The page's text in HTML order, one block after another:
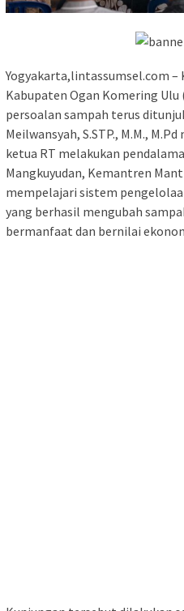
Yogyakarta,lintassumsel.com –
Kabupaten Ogan Komering
persoalan sampah terus
Meilwansyah, S.STP., M.M.,
ketua RT melakukan
Mangkuyudan, Kemantren
mempelajari sistem
yang berhasil mengubah
bermanfaat dan bernilai